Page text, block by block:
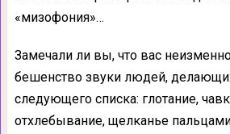
«мизофония»…
Замечали ли вы, что вас
бешенство звуки людей,
следующего списка: глотание,
отхлебывание, щелканье